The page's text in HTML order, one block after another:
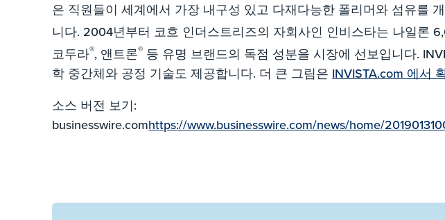
은 직원들이 세계에서 가장 내구성 있고 다재다능한 폴리머와 섬유를
니다. 2004년부터 코흐 인더스트리즈의 자회사인 인비스타는 나일론
코두라®, 앤트론® 등 유명 브랜드의 독점 성분을 시장에 선보입니다.
학 중간체와 공정 기술도 제공합니다. 더 큰 그림은 INVISTA.com 에서
소스 버전 보기:
businesswire.comhttps://www.businesswire.com/news/home/